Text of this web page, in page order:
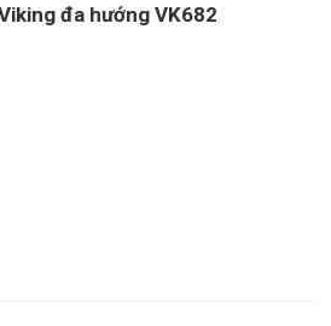
đa hướng VK682